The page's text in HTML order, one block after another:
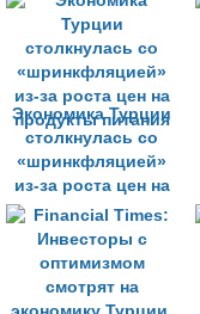
Экономика Турции
столкнулась со
«шринкфляцией»
из-за роста цен на
продукты питания